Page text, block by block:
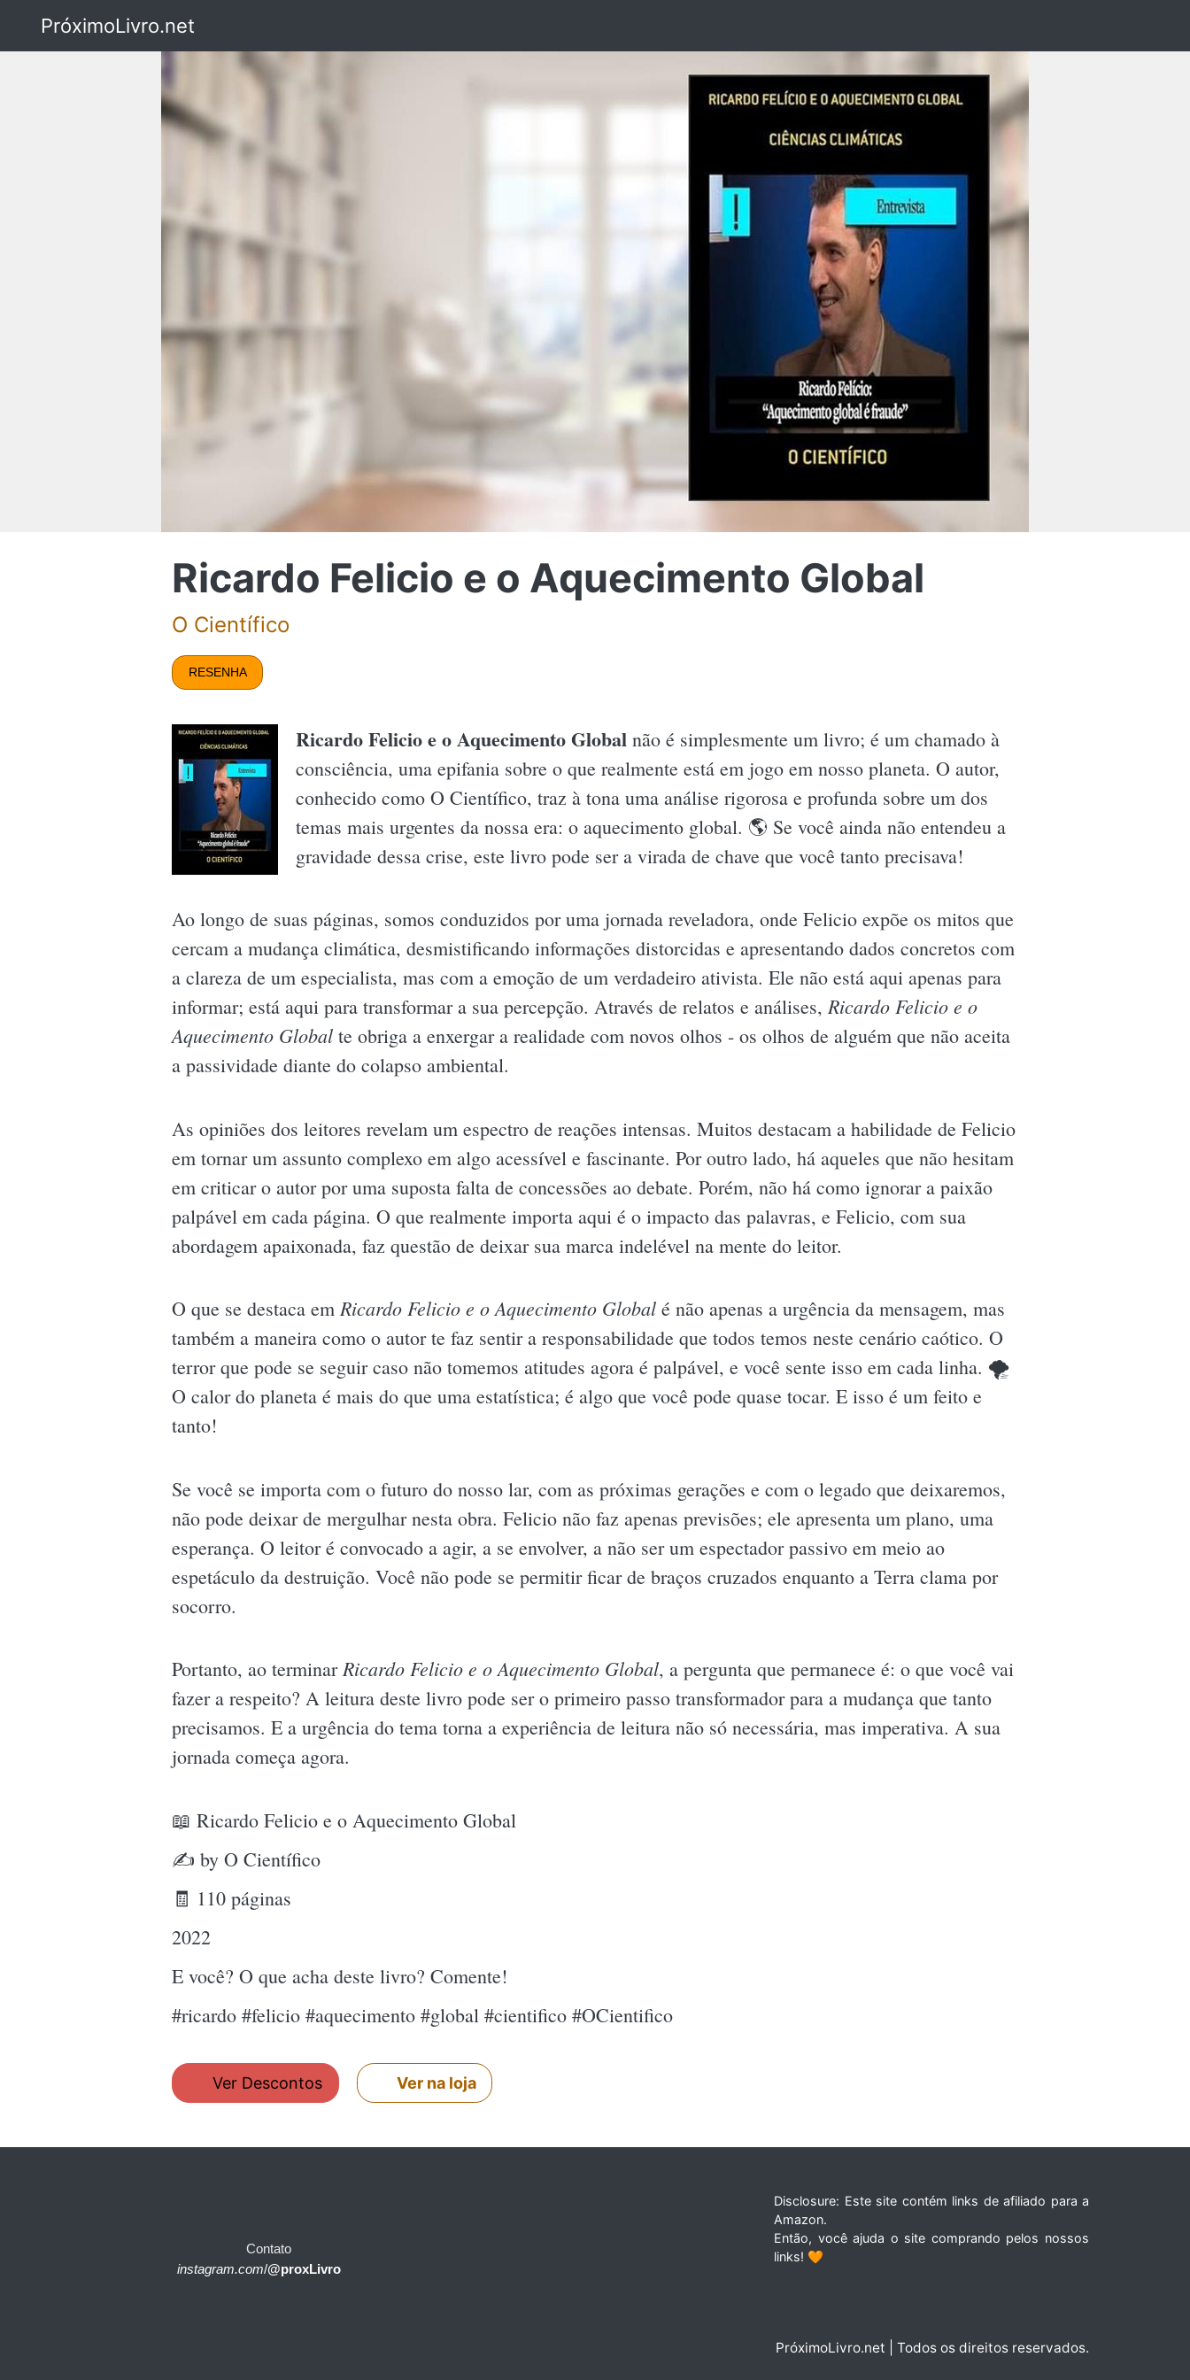
PróximoLivro.net
Ricardo Felicio e o Aquecimento Global
O Científico
RESENHA
Ricardo Felicio e o Aquecimento Global não é simplesmente um livro; é um chamado à
consciência, uma epifania sobre o que realmente está em jogo em nosso planeta. O autor,
conhecido como O Científico, traz à tona uma análise rigorosa e profunda sobre um dos
temas mais urgentes da nossa era: o aquecimento global. 🌎 Se você ainda não entendeu a
gravidade dessa crise, este livro pode ser a virada de chave que você tanto precisava!
Ao longo de suas páginas, somos conduzidos por uma jornada reveladora, onde Felicio expõe os mitos que
cercam a mudança climática, desmistificando informações distorcidas e apresentando dados concretos com
a clareza de um especialista, mas com a emoção de um verdadeiro ativista. Ele não está aqui apenas para
informar; está aqui para transformar a sua percepção. Através de relatos e análises, Ricardo Felicio e o
Aquecimento Global te obriga a enxergar a realidade com novos olhos - os olhos de alguém que não aceita
a passividade diante do colapso ambiental.
As opiniões dos leitores revelam um espectro de reações intensas. Muitos destacam a habilidade de Felicio
em tornar um assunto complexo em algo acessível e fascinante. Por outro lado, há aqueles que não hesitam
em criticar o autor por uma suposta falta de concessões ao debate. Porém, não há como ignorar a paixão
palpável em cada página. O que realmente importa aqui é o impacto das palavras, e Felicio, com sua
abordagem apaixonada, faz questão de deixar sua marca indelével na mente do leitor.
O que se destaca em Ricardo Felicio e o Aquecimento Global é não apenas a urgência da mensagem, mas
também a maneira como o autor te faz sentir a responsabilidade que todos temos neste cenário caótico. O
terror que pode se seguir caso não tomemos atitudes agora é palpável, e você sente isso em cada linha. 🌪
O calor do planeta é mais do que uma estatística; é algo que você pode quase tocar. E isso é um feito e
tanto!
Se você se importa com o futuro do nosso lar, com as próximas gerações e com o legado que deixaremos,
não pode deixar de mergulhar nesta obra. Felicio não faz apenas previsões; ele apresenta um plano, uma
esperança. O leitor é convocado a agir, a se envolver, a não ser um espectador passivo em meio ao
espetáculo da destruição. Você não pode se permitir ficar de braços cruzados enquanto a Terra clama por
socorro.
Portanto, ao terminarRicardo Felicio e o Aquecimento Global, a pergunta que permanece é: o que você vai
fazer a respeito? A leitura deste livro pode ser o primeiro passo transformador para a mudança que tanto
precisamos. E a urgência do tema torna a experiência de leitura não só necessária, mas imperativa. A sua
jornada começa agora.
📖 Ricardo Felicio e o Aquecimento Global
✍ by O Científico
🧾 110 páginas
2022
E você? O que acha deste livro? Comente!
#ricardo #felicio #aquecimento #global #cientifico #OCientifico
Ver Descontos Ver na loja
Contato
instagram.com/@proxLivro
Disclosure: Este site contém links de afiliado para a
Amazon.
Então, você ajuda o site comprando pelos nossos
links! 🧡
PróximoLivro.net | Todos os direitos reservados.